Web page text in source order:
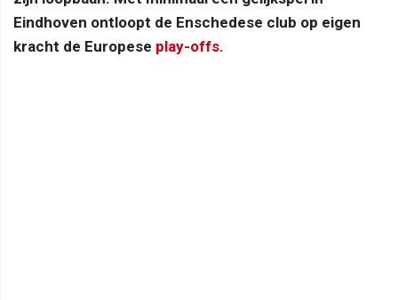
Eindhoven ontloopt de Enschedese club op eigen
kracht de Europese play-offs.